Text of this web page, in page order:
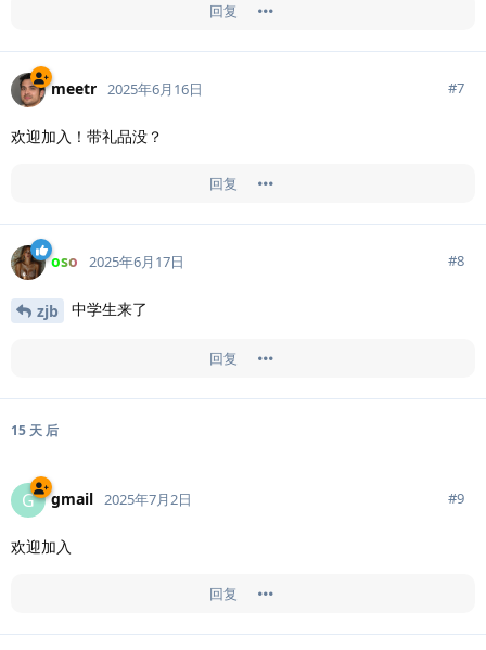
回复
meetr 2025年6月16日 #7
欢迎加入！带礼品没？
回复
oso 2025年6月17日 #8
zjb 中学生来了
回复
15 天 后
G gmail 2025年7月2日 #9
欢迎加入
回复